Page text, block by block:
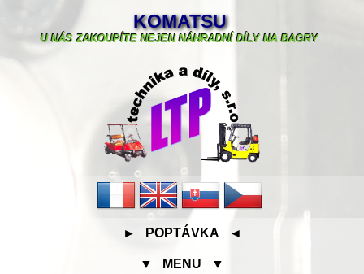
KOMATSU
U NÁS ZAKOUPÍTE NEJEN NÁHRADNÍ DÍLY NA BAGRY
► POPTÁVKA ◄
▼ MENU ▼